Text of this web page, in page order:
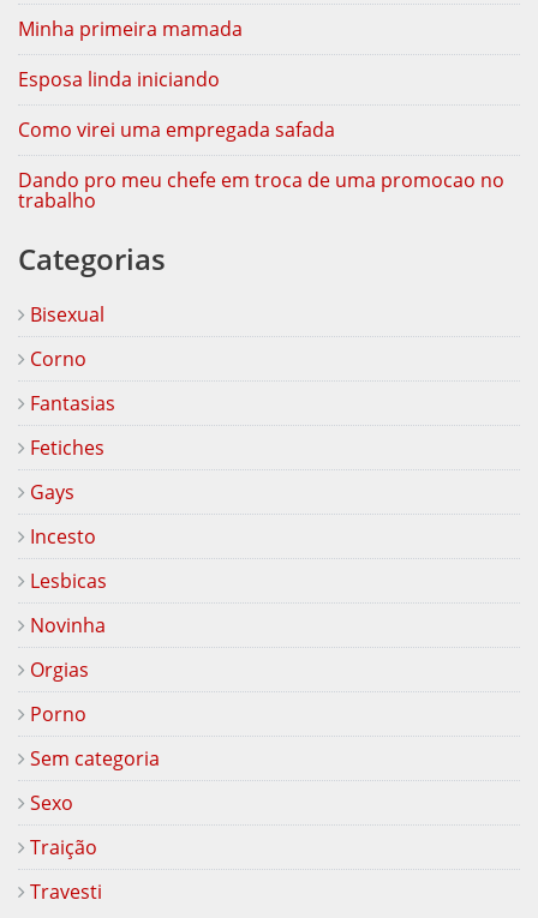
Minha primeira mamada
Esposa linda iniciando
Como virei uma empregada safada
Dando pro meu chefe em troca de uma promocao no
trabalho
Categorias
Bisexual
Corno
Fantasias
Fetiches
Gays
Incesto
Lesbicas
Novinha
Orgias
Porno
Sem categoria
Sexo
Traição
Travesti